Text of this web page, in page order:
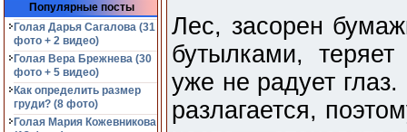
Популярные посты
Голая Дарья Сагалова (31
фото + 2 видео)
Голая Вера Брежнева (30
фото + 5 видео)
Как определить размер
груди? (8 фото)
Голая Мария Кожевникова
Лес, засорен
бутылками,
уже не радует
разлагается,